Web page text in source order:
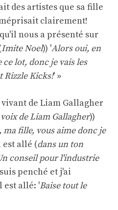
des artistes que sa fille
clairement!
nous a présenté sur
Imite Noel)) 'Alors oui, en
lot, donc je vais les
Rizzle Kicks!' »
de Liam Gallagher
de Liam Gallagher))
fille, vous aime donc je
est allé (dans un ton
conseil pour l'industrie
penché et j'ai
est allé: 'Baise tout le